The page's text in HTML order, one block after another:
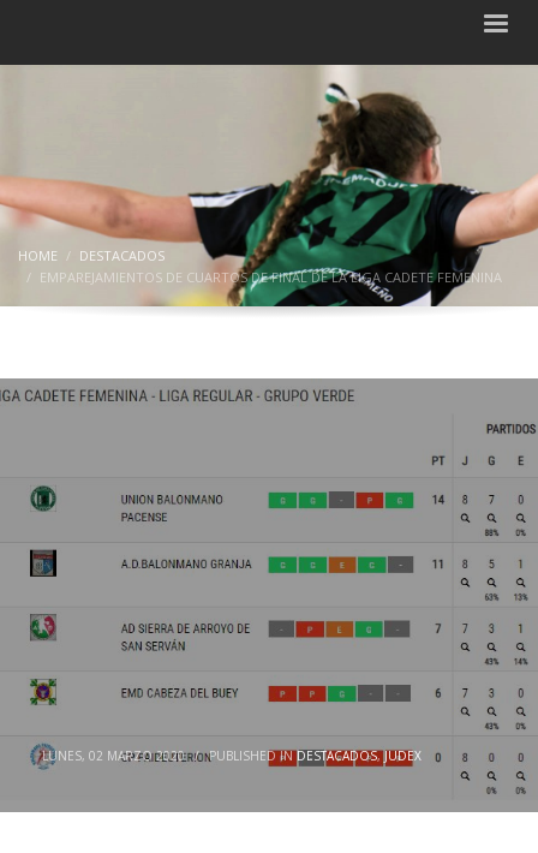
HOME
DESTACADOS
EMPAREJAMIENTOS DE CUARTOS DE FINAL DE LA LIGA CADETE FEMENINA
Emparejamientos de Cuartos de Final
LUNES, 02 MARZO 2020 / PUBLISHED INDESTACADOS,JUDEX